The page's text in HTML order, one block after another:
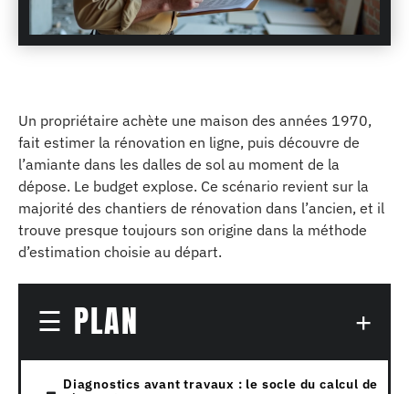
Un propriétaire achète une maison des années 1970,
fait estimer la rénovation en ligne, puis découvre de
l’amiante dans les dalles de sol au moment de la
dépose. Le budget explose. Ce scénario revient sur la
majorité des chantiers de rénovation dans l’ancien, et il
trouve presque toujours son origine dans la méthode
d’estimation choisie au départ.
PLAN
Diagnostics avant travaux : le socle du calcul de